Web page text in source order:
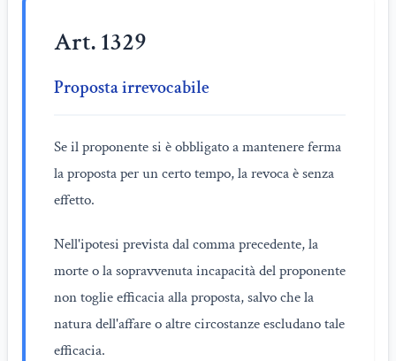
Art. 1329
Proposta irrevocabile
Se il proponente si è obbligato a mantenere ferma
la proposta per un certo tempo, la revoca è senza
effetto.
Nell'ipotesi prevista dal comma precedente, la
morte o la sopravvenuta incapacità del proponente
non toglie efficacia alla proposta, salvo che la
natura dell'affare o altre circostanze escludano tale
efficacia.